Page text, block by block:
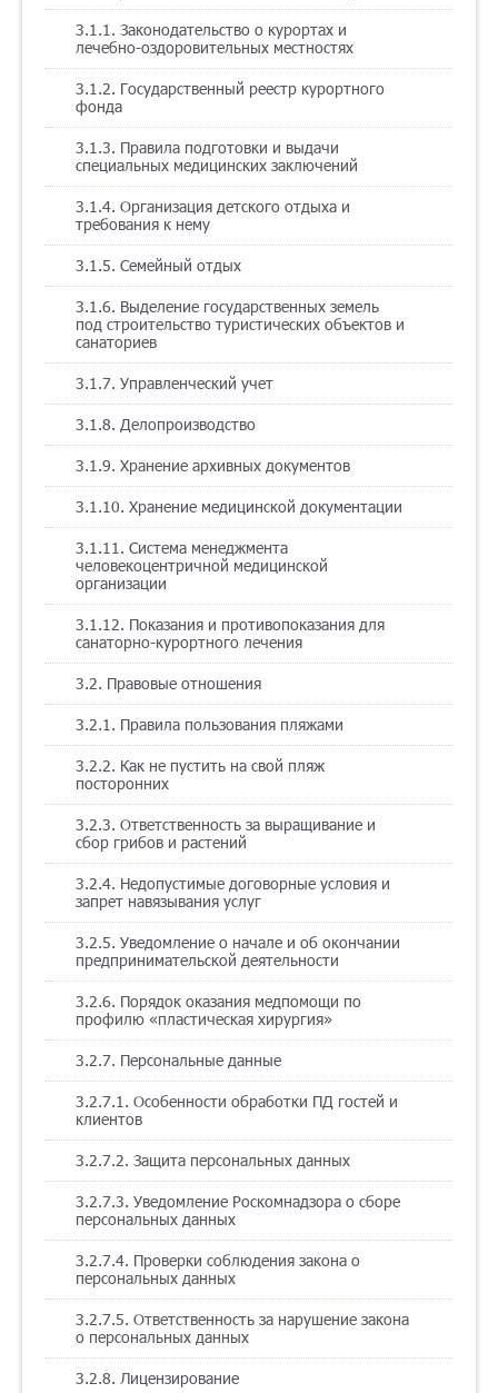
3.1.1. Законодательство о курортах и
лечебно-оздоровительных местностях
3.1.2. Государственный реестр курортного
фонда
3.1.3. Правила подготовки и выдачи
специальных медицинских заключений
3.1.4. Организация детского отдыха и
требования к нему
3.1.5. Семейный отдых
3.1.6. Выделение государственных земель
под строительство туристических объектов и
санаториев
3.1.7. Управленческий учет
3.1.8. Делопроизводство
3.1.9. Хранение архивных документов
3.1.10. Хранение медицинской документации
3.1.11. Система менеджмента
человекоцентричной медицинской
организации
3.1.12. Показания и противопоказания для
санаторно-курортного лечения
3.2. Правовые отношения
3.2.1. Правила пользования пляжами
3.2.2. Как не пустить на свой пляж
посторонних
3.2.3. Ответственность за выращивание и
сбор грибов и растений
3.2.4. Недопустимые договорные условия и
запрет навязывания услуг
3.2.5. Уведомление о начале и об окончании
предпринимательской деятельности
3.2.6. Порядок оказания медпомощи по
профилю «пластическая хирургия»
3.2.7. Персональные данные
3.2.7.1. Особенности обработки ПД гостей и
клиентов
3.2.7.2. Защита персональных данных
3.2.7.3. Уведомление Роскомнадзора о сборе
персональных данных
3.2.7.4. Проверки соблюдения закона о
персональных данных
3.2.7.5. Ответственность за нарушение закона
о персональных данных
3.2.8. Лицензирование